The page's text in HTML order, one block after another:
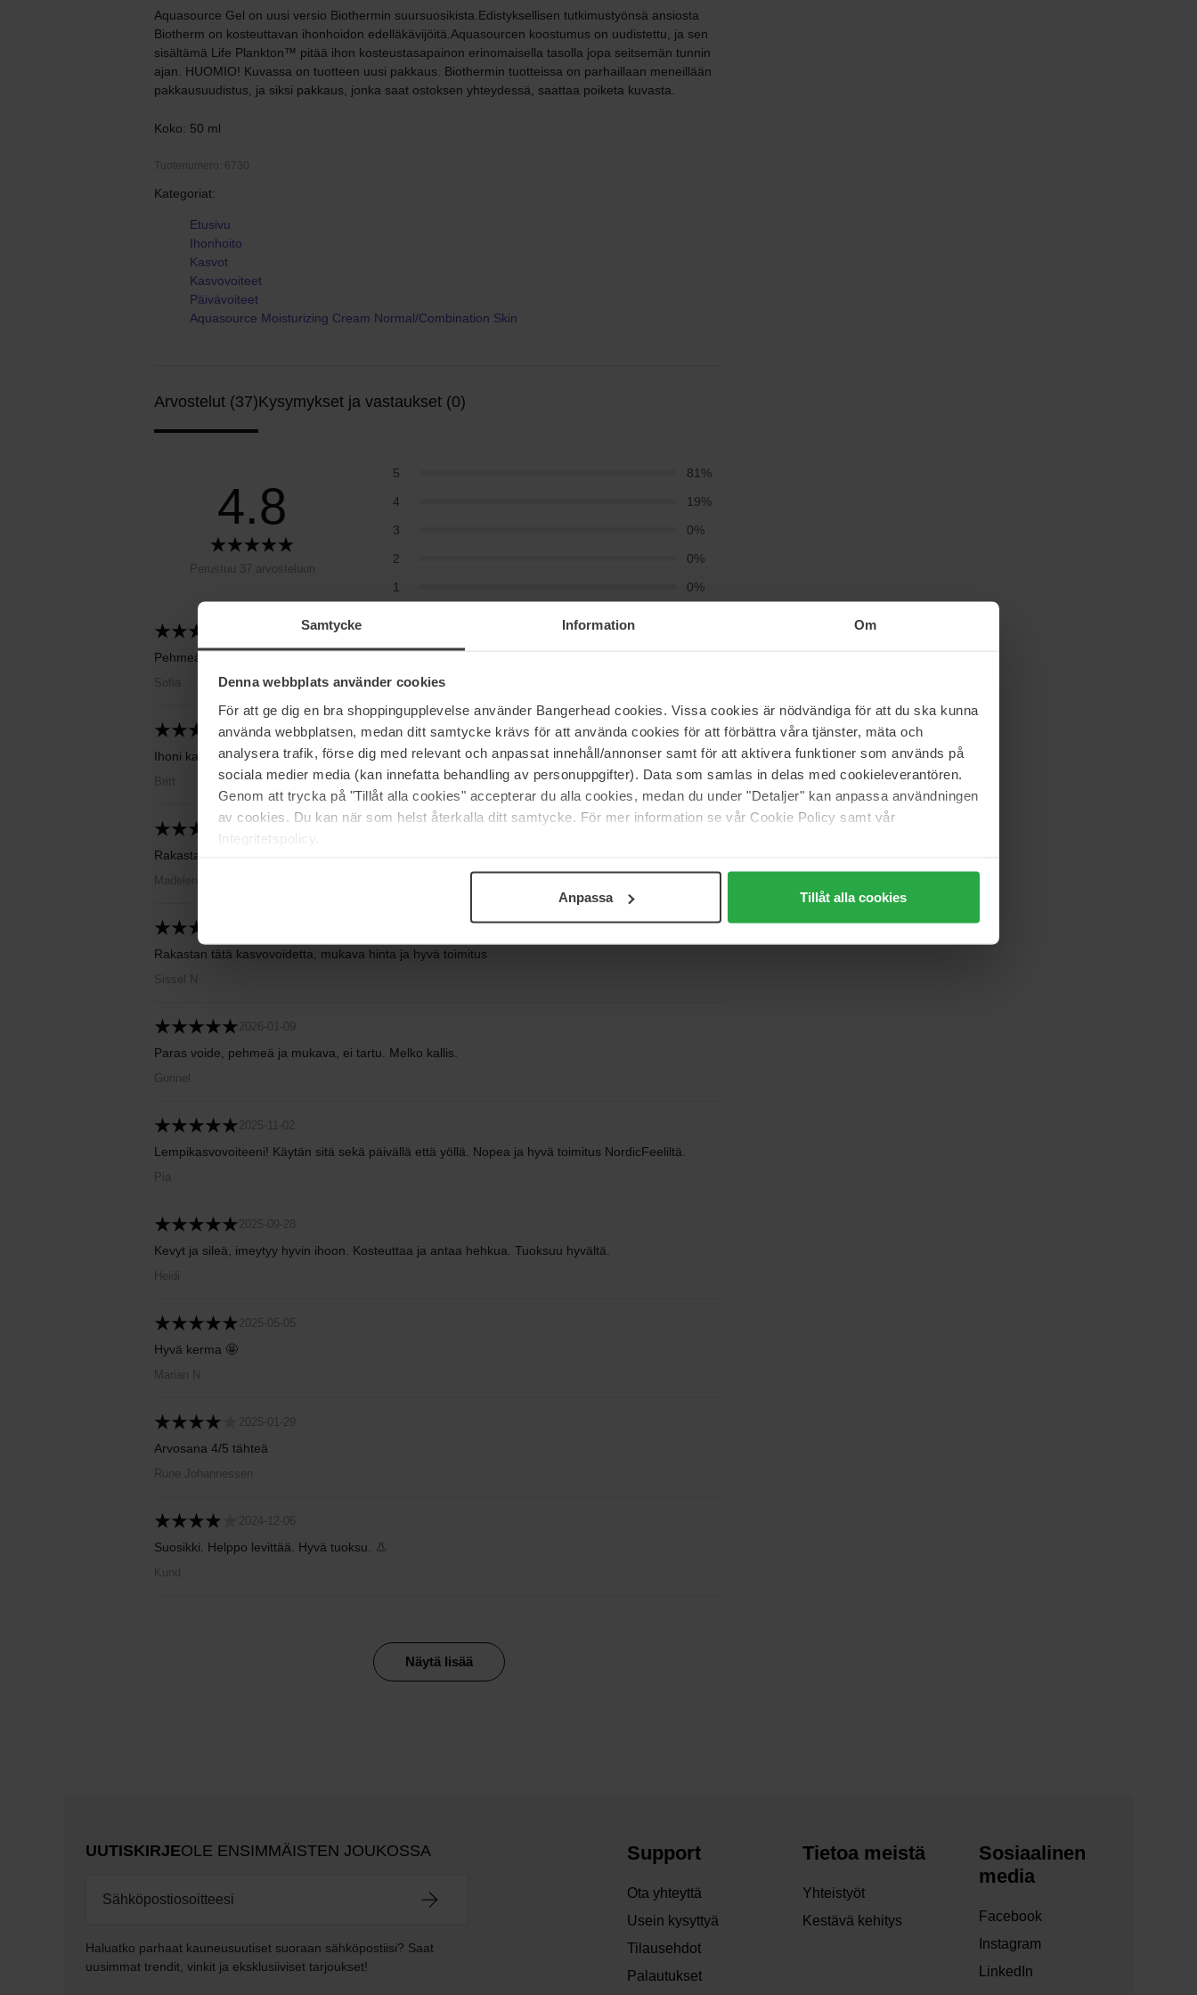
Samtycke Information Om
Denna webbplats använder cookies
För att ge dig en bra shoppingupplevelse använder Bangerhead cookies. Vissa cookies är nödvändiga för att du ska kunna
använda webbplatsen, medan ditt samtycke krävs för att använda cookies för att förbättra våra tjänster, mäta och
analysera trafik, förse dig med relevant och anpassat innehåll/annonser samt för att aktivera funktioner som används på
sociala medier media (kan innefatta behandling av personuppgifter). Data som samlas in delas med cookieleverantören.
Genom att trycka på "Tillåt alla cookies" accepterar du alla cookies, medan du under "Detaljer" kan anpassa användningen
av cookies. Du kan när som helst återkalla ditt samtycke. För mer information se vår Cookie Policy samt vår
Integritetspolicy.
Anpassa Tillåt alla cookies
Aquasource Gel on uusi versio Biothermin suursuosikista.Edistyksellisen tutkimustyönsä ansiosta
Biotherm on kosteuttavan ihonhoidon edelläkävijöitä.Aquasourcen koostumus on uudistettu, ja sen
sisältämä Life Plankton™ pitää ihon kosteustasapainon erinomaisella tasolla jopa seitsemän tunnin
ajan. HUOMIO! Kuvassa on tuotteen uusi pakkaus. Biothermin tuotteissa on parhaillaan meneillään
pakkausuudistus, ja siksi pakkaus, jonka saat ostoksen yhteydessä, saattaa poiketa kuvasta.
Koko: 50 ml
Tuotenumero: 6730
Kategoriat:
Etusivu
Ihonhoito
Kasvot
Kasvovoiteet
Päivävoiteet
Aquasource Moisturizing Cream Normal/Combination Skin
Arvostelut (37)Kysymykset ja vastaukset (0)
4.8
Perustuu 37 arvosteluun
5
81%
4
19%
3
0%
2
0%
1
0%
Pehmeä kasvoille.
Sofia
2026-02-19
Ihoni kaipaa tätä hyödyllistä ja miellyttävää kasvovoidetta, sekä aamuin illoin.
Britt
Rakastan tätä voidetta. Se ei tahmaa, se tuntuu vain kosteuttavalta ja mukavalta.
Madelene
Rakastan tätä kasvovoidetta, mukava hinta ja hyvä toimitus
Sissel N
2026-01-09
Paras voide, pehmeä ja mukava, ei tartu. Melko kallis.
Gunnel
2025-11-02
Lempikasvovoiteeni! Käytän sitä sekä päivällä että yöllä. Nopea ja hyvä toimitus NordicFeeliltä.
Pia
2025-09-28
Kevyt ja sileä, imeytyy hyvin ihoon. Kosteuttaa ja antaa hehkua. Tuoksuu hyvältä.
Heidi
2025-05-05
Hyvä kerma 🤩
Marian N
2025-01-29
Arvosana 4/5 tähteä
Rune Johannessen
2024-12-06
Suosikki. Helppo levittää. Hyvä tuoksu. 👃
Kund
Näytä lisää
UUTISKIRJEOLE ENSIMMÄISTEN JOUKOSSA
Haluatko parhaat kauneusuutiset suoraan sähköpostiisi? Saat
uusimmat trendit, vinkit ja eksklusiiviset tarjoukset!
Support
Ota yhteyttä
Usein kysyttyä
Tilausehdot
Palautukset
Tietoa meistä
Yhteistyöt
Kestävä kehitys
Sosiaalinen
media
Facebook
Instagram
LinkedIn